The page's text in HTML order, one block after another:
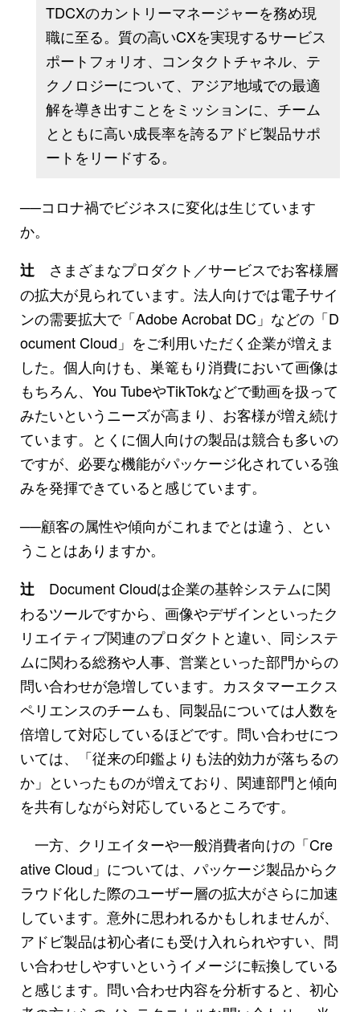
TDCXのカントリーマネージャーを務め現
職に至る。質の高いCXを実現するサービス
ポートフォリオ、コンタクトチャネル、テ
クノロジーについて、アジア地域での最適
解を導き出すことをミッションに、チーム
とともに高い成長率を誇るアドビ製品サポ
ートをリードする。
──コロナ禍でビジネスに変化は生じています
か。
辻 さまざまなプロダクト／サービスでお客様層
の拡大が見られています。法人向けでは電子サイ
ンの需要拡大で「Adobe Acrobat DC」などの「D
ocument Cloud」をご利用いただく企業が増えま
した。個人向けも、巣篭もり消費において画像は
もちろん、You TubeやTikTokなどで動画を扱って
みたいというニーズが高まり、お客様が増え続け
ています。とくに個人向けの製品は競合も多いの
ですが、必要な機能がパッケージ化されている強
みを発揮できていると感じています。
──顧客の属性や傾向がこれまでとは違う、とい
うことはありますか。
辻 Document Cloudは企業の基幹システムに関
わるツールですから、画像やデザインといったク
リエイティブ関連のプロダクトと違い、同システ
ムに関わる総務や人事、営業といった部門からの
問い合わせが急増しています。カスタマーエクス
ペリエンスのチームも、同製品については人数を
倍増して対応しているほどです。問い合わせにつ
いては、「従来の印鑑よりも法的効力が落ちるの
か」といったものが増えており、関連部門と傾向
を共有しながら対応しているところです。
一方、クリエイターや一般消費者向けの「Cre
ative Cloud」については、パッケージ製品からク
ラウド化した際のユーザー層の拡大がさらに加速
しています。意外に思われるかもしれませんが、
アドビ製品は初心者にも受け入れられやすい、問
い合わせしやすいというイメージに転換している
と感じます。問い合わせ内容を分析すると、初心